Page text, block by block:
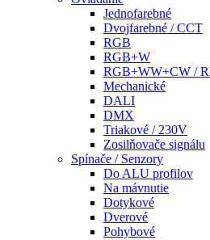
Jednofarebné
Dvojfarebné / CCT
RGB
RGB+W
RGB+WW+CW /
Mechanické
DALI
DMX
Triakové / 230V
Zosilňovače signálu
Spínače / Senzory
Do ALU profilov
Na mávnutie
Dotykové
Dverové
Pohybové